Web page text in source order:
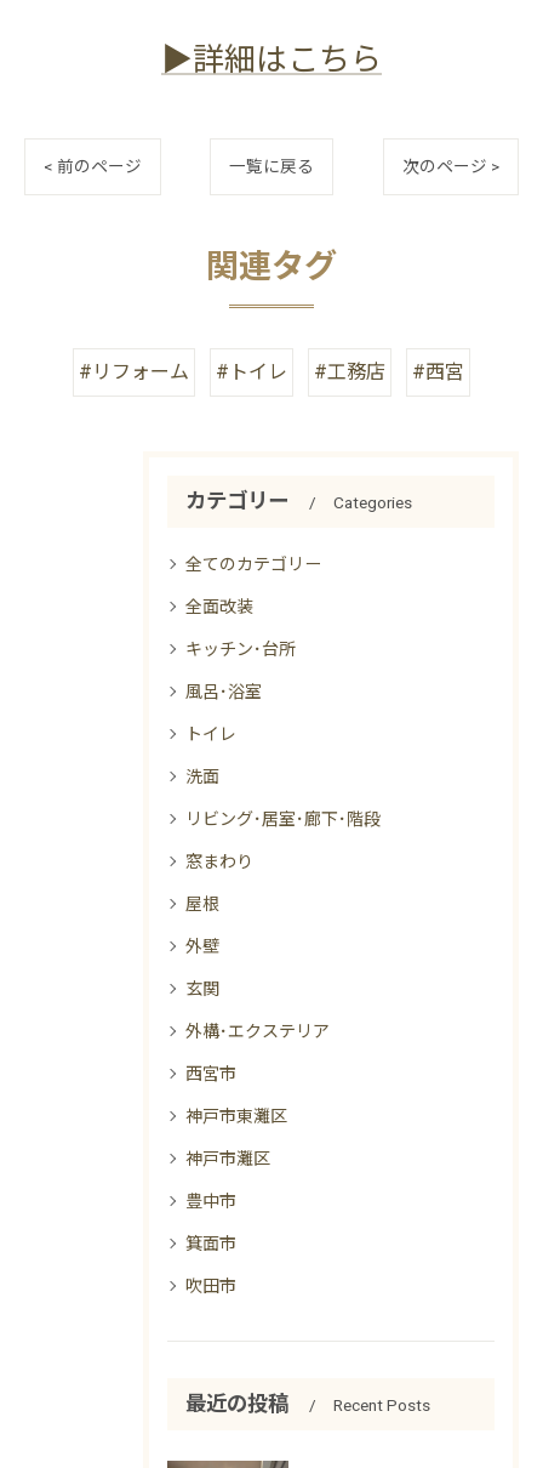
▶詳細はこちら
< 前のページ 一覧に戻る 次のページ >
関連タグ
#リフォーム #トイレ #工務店 #西宮
カテゴリー Categories
全てのカテゴリー
全面改装
キッチン･台所
風呂･浴室
トイレ
洗面
リビング･居室･廊下･階段
窓まわり
屋根
外壁
玄関
外構･エクステリア
西宮市
神戸市東灘区
神戸市灘区
豊中市
箕面市
吹田市
最近の投稿 Recent Posts